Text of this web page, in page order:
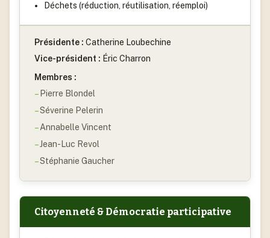
Déchets (réduction, réutilisation, réemploi)
Présidente : Catherine Loubechine
Vice-président : Éric Charron
Membres :
Pierre Blondel
Séverine Pelerin
Annabelle Vincent
Jean-Luc Revol
Stéphanie Gaucher
Citoyenneté & Démocratie participative